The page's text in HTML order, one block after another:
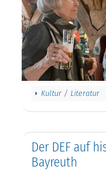
Kultur / Literatur
Der DEF auf
Bayreuth